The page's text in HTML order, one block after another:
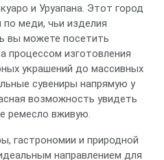
и Уруапана. Этот город
меди, чьи изделия
вы можете посетить
процессом изготовления
украшений до массивных
сувениры напрямую у
возможность увидеть
ремесло вживую.
гастрономии и природной
направлением для